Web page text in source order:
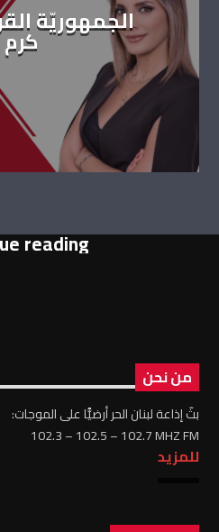
الجمهوريّة
كرم
reading
من نحن
بثّ إذاعة لبنان الحر أرضيًّا على الموجات:
102.3 – 102.5 – 102.7 MHZ FM
للمزيد